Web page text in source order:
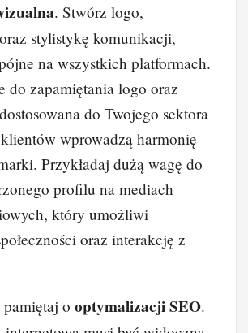
. Stwórz logo,
stylistykę komunikacji,
na wszystkich platformach.
do zapamiętania logo oraz
do Twojego sektora
wprowadzą harmonię
Przykładaj dużą wagę do
profilu na mediach
który umożliwi
oraz interakcję z
o optymalizacji SEO.